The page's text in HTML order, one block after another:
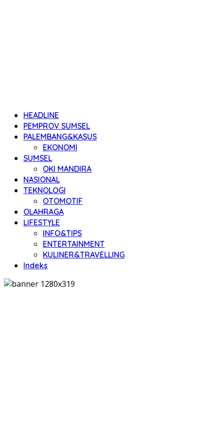
HEADLINE
PEMPROV SUMSEL
PALEMBANG&KASUS
EKONOMI
SUMSEL
OKI MANDIRA
NASIONAL
TEKNOLOGI
OTOMOTIF
OLAHRAGA
LIFESTYLE
INFO&TIPS
ENTERTAINMENT
KULINER&TRAVELLING
Indeks